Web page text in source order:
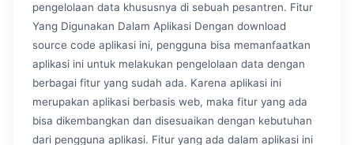
pengelolaan data khususnya di sebuah pesantren. Fitur
Yang Digunakan Dalam Aplikasi Dengan download
source code aplikasi ini, pengguna bisa memanfaatkan
aplikasi ini untuk melakukan pengelolaan data dengan
berbagai fitur yang sudah ada. Karena aplikasi ini
merupakan aplikasi berbasis web, maka fitur yang ada
bisa dikembangkan dan disesuaikan dengan kebutuhan
dari pengguna aplikasi. Fitur yang ada dalam aplikasi ini